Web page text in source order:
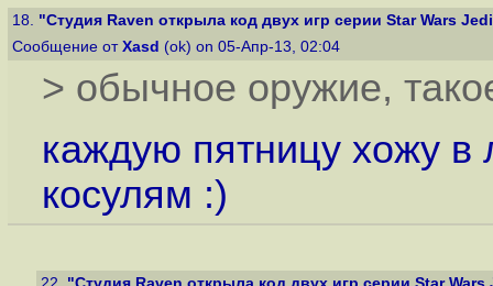
18. "Студия Raven открыла код двух игр серии Star Wars
Сообщение от Xasd (ok) on 05-Апр-13, 02:04
> обычное оружие,
каждую пятницу хожу в
косулям :)